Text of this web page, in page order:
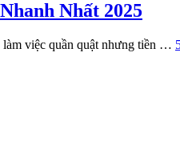
Nhất 2025
làm việc quần quật nhưng tiền …